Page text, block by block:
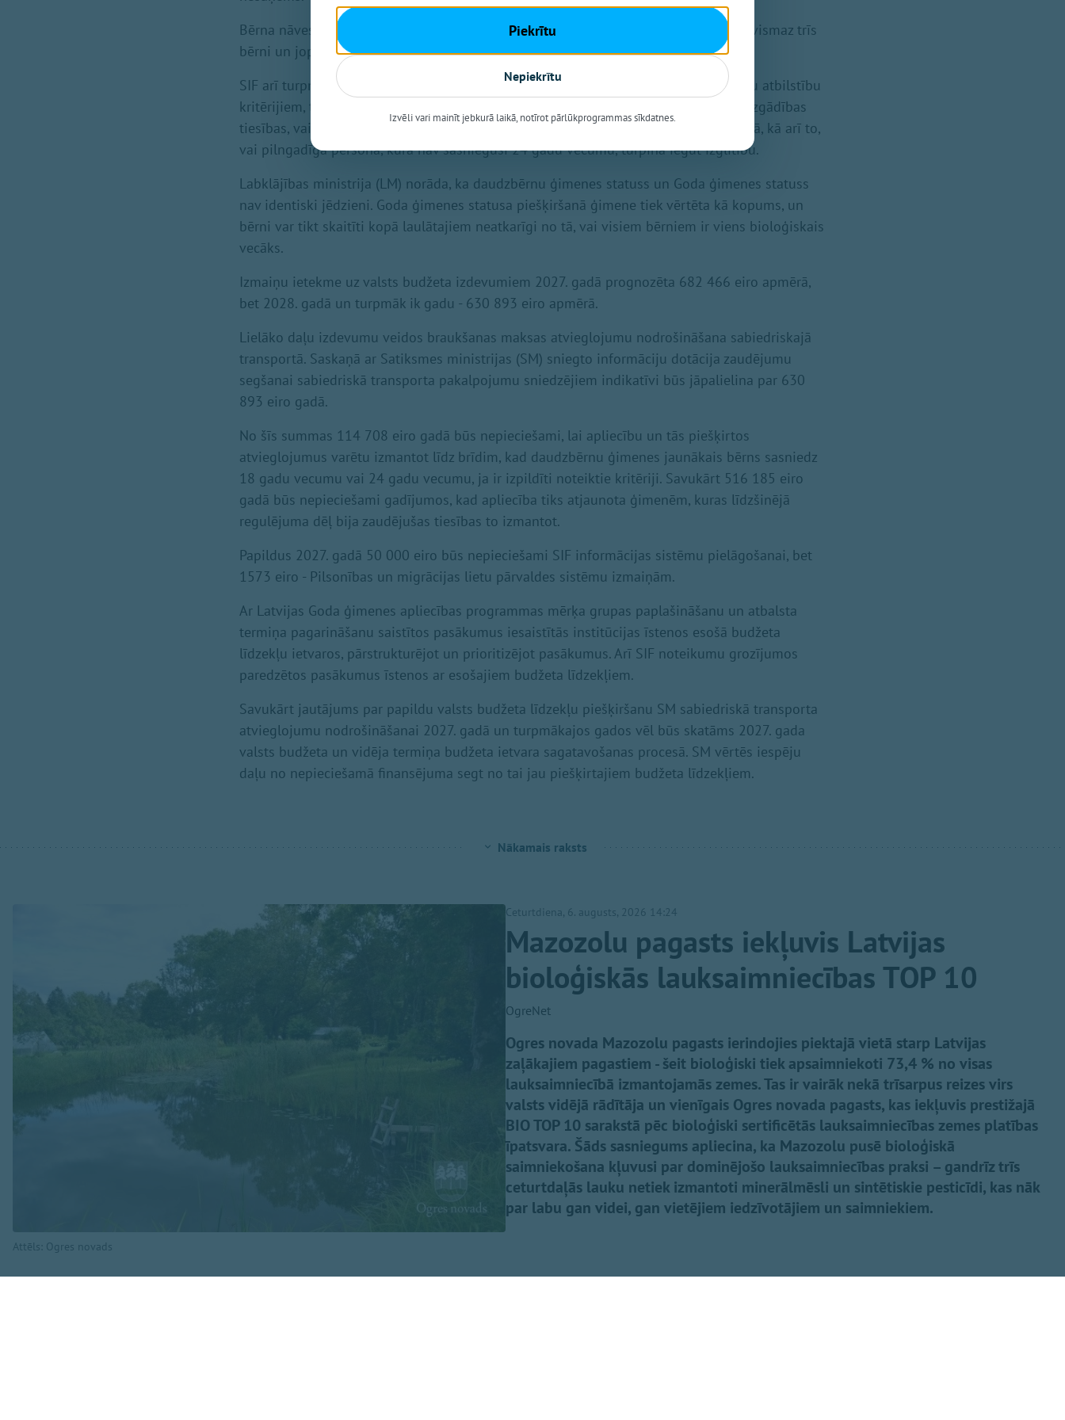
Bērna nāves gadījumā ģimene nezaudēs Goda ģimenes statusu, ja ģimenē ir bijuši vismaz trīs
bērni un joprojām vismaz viens bērns atbilst noteiktajiem kritērijiem.
SIF arī turpmāk būs pienākums ne retāk kā reizi gadā pārbaudīt apliecības saņēmēju atbilstību
kritērijiem, tai skaitā pārbaudot, vai personai nav pārtrauktas vai atņemtas bērnu aizgādības
tiesības, vai persona nav reģistrēta Uzturlīdzekļu garantiju fonda parādnieku reģistrā, kā arī to,
vai pilngadīgā persona, kura nav sasniegusi 24 gadu vecumu, turpina iegūt izglītību.
Labklājības ministrija (LM) norāda, ka daudzbērnu ģimenes statuss un Goda ģimenes statuss
nav identiski jēdzieni. Goda ģimenes statusa piešķiršanā ģimene tiek vērtēta kā kopums, un
bērni var tikt skaitīti kopā laulātajiem neatkarīgi no tā, vai visiem bērniem ir viens bioloģiskais
vecāks.
Izmaiņu ietekme uz valsts budžeta izdevumiem 2027. gadā prognozēta 682 466 eiro apmērā,
bet 2028. gadā un turpmāk ik gadu - 630 893 eiro apmērā.
Lielāko daļu izdevumu veidos braukšanas maksas atvieglojumu nodrošināšana sabiedriskajā
transportā. Saskaņā ar Satiksmes ministrijas (SM) sniegto informāciju dotācija zaudējumu
segšanai sabiedriskā transporta pakalpojumu sniedzējiem indikatīvi būs jāpalielina par 630
893 eiro gadā.
No šīs summas 114 708 eiro gadā būs nepieciešami, lai apliecību un tās piešķirtos
atvieglojumus varētu izmantot līdz brīdim, kad daudzbērnu ģimenes jaunākais bērns sasniedz
18 gadu vecumu vai 24 gadu vecumu, ja ir izpildīti noteiktie kritēriji. Savukārt 516 185 eiro
gadā būs nepieciešami gadījumos, kad apliecība tiks atjaunota ģimenēm, kuras līdzšinējā
regulējuma dēļ bija zaudējušas tiesības to izmantot.
Papildus 2027. gadā 50 000 eiro būs nepieciešami SIF informācijas sistēmu pielāgošanai, bet
1573 eiro - Pilsonības un migrācijas lietu pārvaldes sistēmu izmaiņām.
Ar Latvijas Goda ģimenes apliecības programmas mērķa grupas paplašināšanu un atbalsta
termiņa pagarināšanu saistītos pasākumus iesaistītās institūcijas īstenos esošā budžeta
līdzekļu ietvaros, pārstrukturējot un prioritizējot pasākumus. Arī SIF noteikumu grozījumos
paredzētos pasākumus īstenos ar esošajiem budžeta līdzekļiem.
Savukārt jautājums par papildu valsts budžeta līdzekļu piešķiršanu SM sabiedriskā transporta
atvieglojumu nodrošināšanai 2027. gadā un turpmākajos gados vēl būs skatāms 2027. gada
valsts budžeta un vidēja termiņa budžeta ietvara sagatavošanas procesā. SM vērtēs iespēju
daļu no nepieciešamā finansējuma segt no tai jau piešķirtajiem budžeta līdzekļiem.
Nākamais raksts
Attēls: Ogres novads
Ceturtdiena, 6. augusts, 2026 14:24
Mazozolu pagasts iekļuvis Latvijas
bioloģiskās lauksaimniecības TOP 10
OgreNet
Ogres novada Mazozolu pagasts ierindojies piektajā vietā starp Latvijas
zaļākajiem pagastiem - šeit bioloģiski tiek apsaimniekoti 73,4 % no visas
lauksaimniecībā izmantojamās zemes. Tas ir vairāk nekā trīsarpus reizes virs
valsts vidējā rādītāja un vienīgais Ogres novada pagasts, kas iekļuvis prestižajā
BIO TOP 10 sarakstā pēc bioloģiski sertificētās lauksaimniecības zemes platības
īpatsvara. Šāds sasniegums apliecina, ka Mazozolu pusē bioloģiskā
saimniekošana kļuvusi par dominējošo lauksaimniecības praksi – gandrīz trīs
ceturtdaļās lauku netiek izmantoti minerālmēsli un sintētiskie pesticīdi, kas nāk
par labu gan videi, gan vietējiem iedzīvotājiem un saimniekiem.
Piekrītu
Nepiekrītu
Izvēli vari mainīt jebkurā laikā, notīrot pārlūkprogrammas sīkdatnes.